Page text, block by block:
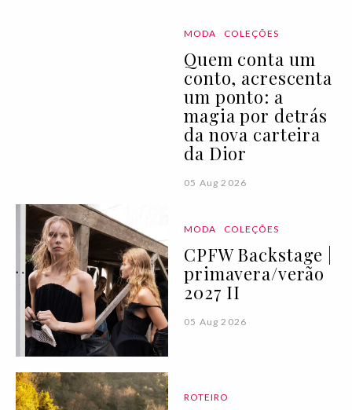
MODA COLEÇÕES
Quem conta um
conto, acrescenta
um ponto: a
magia por detrás
da nova carteira
da Dior
05 Aug 2026
MODA COLEÇÕES
CPFW Backstage |
primavera/verão
2027 II
05 Aug 2026
ROTEIRO